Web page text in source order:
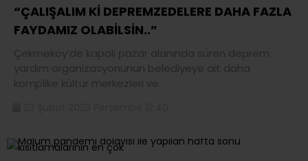
“ÇALIŞALIM Kİ DEPREMZEDELERE DAHA FAZLA
FAYDAMIZ OLABİLSİN..”
Çekmeköy’de kapalı pazar alanında süren deprem
yardım organizasyonunun belediyeye ait daha
komplike kültür merkezleri ve